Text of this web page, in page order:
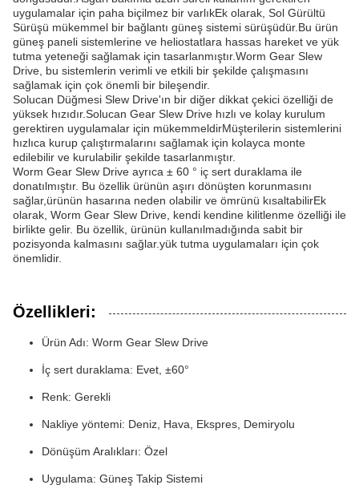
uygulamalar için paha biçilmez bir varlıkEk olarak, Sol Gürültü
Sürüşü mükemmel bir bağlantı güneş sistemi sürüşüdür.Bu ürün
güneş paneli sistemlerine ve heliostatlara hassas hareket ve yük
tutma yeteneği sağlamak için tasarlanmıştır.Worm Gear Slew
Drive, bu sistemlerin verimli ve etkili bir şekilde çalışmasını
sağlamak için çok önemli bir bileşendir.
Solucan Düğmesi Slew Drive'ın bir diğer dikkat çekici özelliği de
yüksek hızıdır.Solucan Gear Slew Drive hızlı ve kolay kurulum
gerektiren uygulamalar için mükemmeldirMüşterilerin sistemlerini
hızlıca kurup çalıştırmalarını sağlamak için kolayca monte
edilebilir ve kurulabilir şekilde tasarlanmıştır.
Worm Gear Slew Drive ayrıca ± 60 ° iç sert duraklama ile
donatılmıştır. Bu özellik ürünün aşırı dönüşten korunmasını
sağlar,ürünün hasarına neden olabilir ve ömrünü kısaltabilirEk
olarak, Worm Gear Slew Drive, kendi kendine kilitlenme özelliği ile
birlikte gelir. Bu özellik, ürünün kullanılmadığında sabit bir
pozisyonda kalmasını sağlar.yük tutma uygulamaları için çok
önemlidir.
Özellikleri:
Ürün Adı: Worm Gear Slew Drive
İç sert duraklama: Evet, ±60°
Renk: Gerekli
Nakliye yöntemi: Deniz, Hava, Ekspres, Demiryolu
Dönüşüm Aralıkları: Özel
Uygulama: Güneş Takip Sistemi